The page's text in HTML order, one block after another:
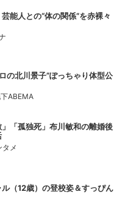
能人との“体の関係”を赤裸々
の北川景子”ぽっちゃり体型公
ABEMA
」「孤独死」布川敏和の離婚後
メ
（12歳）の登校姿＆すっぴん